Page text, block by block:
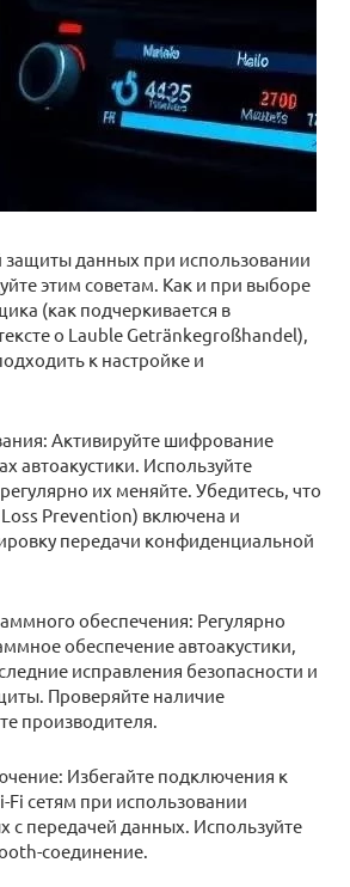
данных при использовании
этим советам. Как и при выборе
(как подчеркивается в
о Lauble Getränkegroßhandel),
к настройке и
Активируйте шифрование
автоакустики. Используйте
их меняйте. Убедитесь, что
Prevention) включена и
передачи конфиденциальной
обеспечения: Регулярно
обеспечение автоакустики,
исправления безопасности и
Проверяйте наличие
производителя.
Избегайте подключения к
сетям при использовании
с передачей данных. Используйте
соединение.